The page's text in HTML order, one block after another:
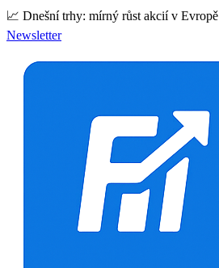
📈 Dnešní trhy: mírný růst akcií v Evropě
Newsletter